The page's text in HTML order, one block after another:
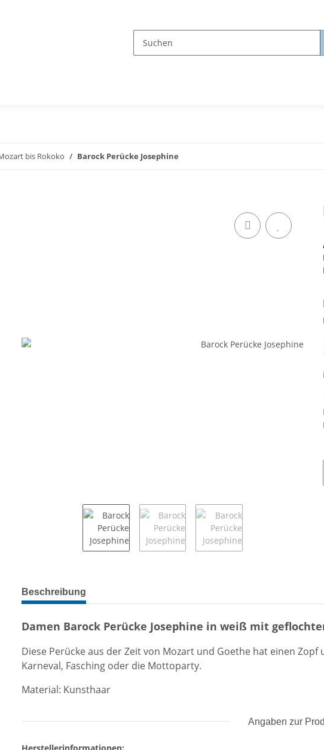
bis Rokoko Barock Perücke Josephine
weitere Registerkarten anzeigen
Beschreibung
Damen Barock Perücke Josephine in weiß mit
Diese Perücke aus der Zeit von Mozart und Goethe hat einen
Karneval, Fasching oder die Mottoparty.
Material: Kunsthaar
Angaben zur
Herstellerinformationen: